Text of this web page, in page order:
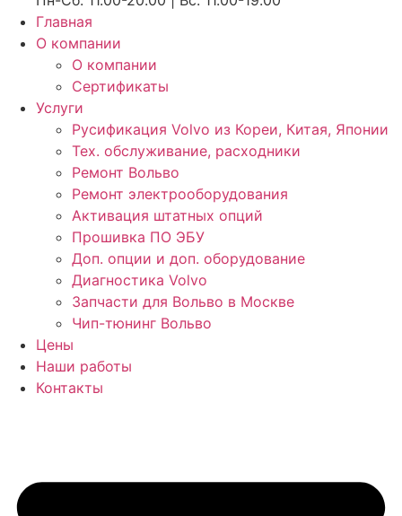
Главная
О компании
О компании
Сертификаты
Услуги
Русификация Volvo из Кореи, Китая, Японии
Тех. обслуживание, расходники
Ремонт Вольво
Ремонт электрооборудования
Активация штатных опций
Прошивка ПО ЭБУ
Доп. опции и доп. оборудование
Диагностика Volvo
Запчасти для Вольво в Москве
Чип-тюнинг Вольво
Цены
Наши работы
Контакты